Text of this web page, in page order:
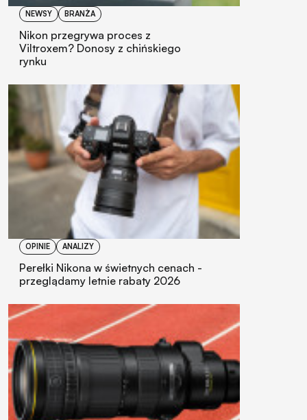
NEWSY BRANŻA
Nikon przegrywa proces z
Viltroxem? Donosy z chińskiego
rynku
OPINIE ANALIZY
Perełki Nikona w świetnych cenach -
przeglądamy letnie rabaty 2026